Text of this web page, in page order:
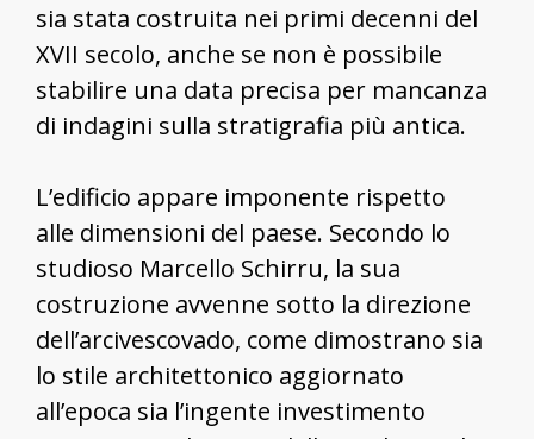
sia stata costruita nei primi decenni del
XVII secolo, anche se non è possibile
stabilire una data precisa per mancanza
di indagini sulla stratigrafia più antica.
L’edificio appare imponente rispetto
alle dimensioni del paese. Secondo lo
studioso Marcello Schirru, la sua
costruzione avvenne sotto la direzione
dell’arcivescovado, come dimostrano sia
lo stile architettonico aggiornato
all’epoca sia l’ingente investimento